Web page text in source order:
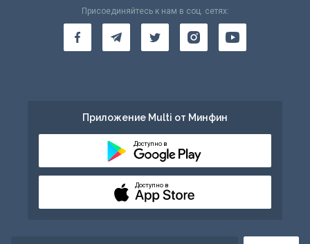
Присоединяйтесь к нам в соц. сетях:
Приложение Multi от Минфин
Доступно в
Доступно в